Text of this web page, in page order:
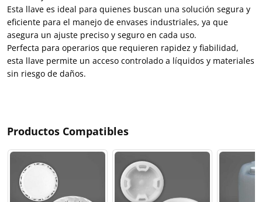
Esta llave es ideal para quienes buscan una solución segura y
eficiente para el manejo de envases industriales, ya que
asegura un ajuste preciso y seguro en cada uso.
Perfecta para operarios que requieren rapidez y fiabilidad,
esta llave permite un acceso controlado a líquidos y materiales
sin riesgo de daños.
Productos Compatibles